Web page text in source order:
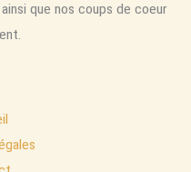
que nos coups de coeur